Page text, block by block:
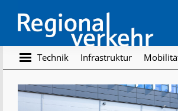
main
content
footer
Regionalverkehr
Die
Fachzeitschrift
den
Technik Infrastruktur